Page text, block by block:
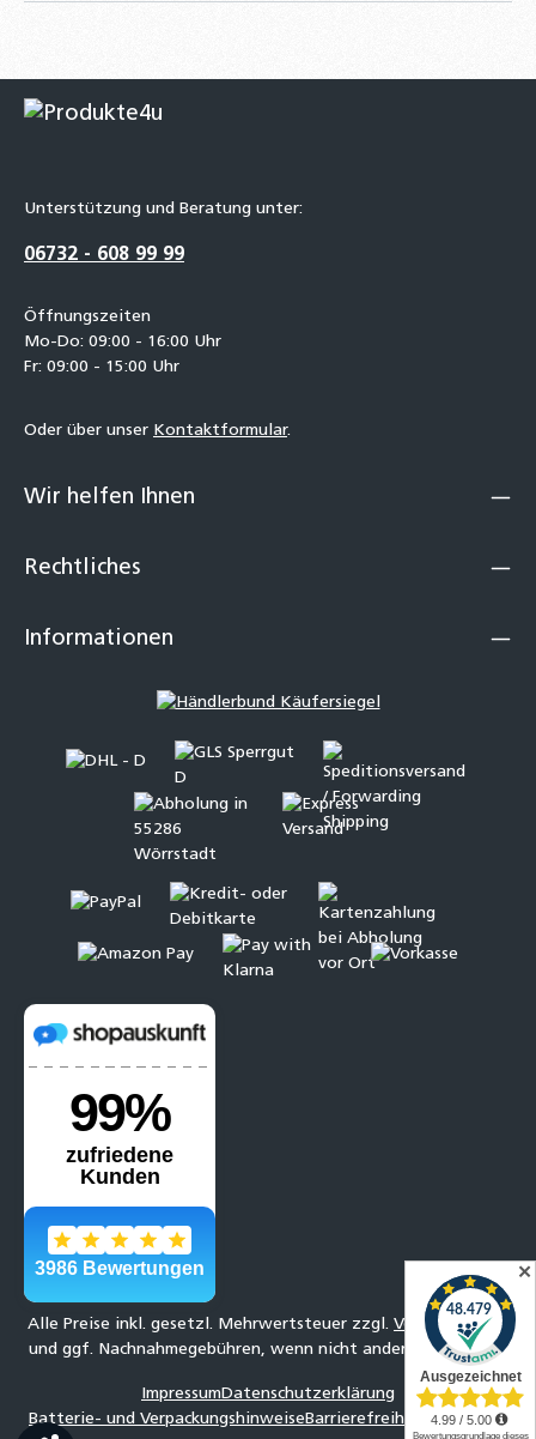
Unterstützung und Beratung unter:
06732 - 608 99 99
Öffnungszeiten
Mo-Do: 09:00 - 16:00 Uhr
Fr: 09:00 - 15:00 Uhr
Oder über unser Kontaktformular.
Wir helfen Ihnen
Rechtliches
Informationen
Alle Preise inkl. gesetzl. Mehrwertsteuer zzgl. Versandkosten
und ggf. Nachnahmegebühren, wenn nicht anders angegeben.
ImpressumDatenschutzerklärung
Batterie- und VerpackungshinweiseBarrierefreiheitserklärung
✕